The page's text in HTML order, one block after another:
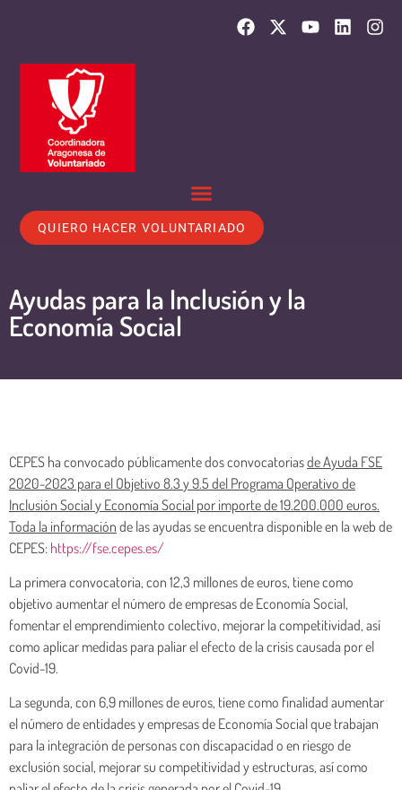
QUIERO HACER VOLUNTARIADO
Ayudas para la Inclusión y la
Economía Social
CEPES ha convocado públicamente dos convocatoriasde Ayuda FSE
2020-2023 para el Objetivo 8.3 y 9.5 del Programa Operativo de
Inclusión Social y Economía Social por importe de 19.200.000 euros.
Toda la información de las ayudas se encuentra disponible en la web de
CEPES: https://fse.cepes.es/
La primera convocatoria, con 12,3 millones de euros, tiene como
objetivo aumentar el número de empresas de Economía Social,
fomentar el emprendimiento colectivo, mejorar la competitividad, así
como aplicar medidas para paliar el efecto de la crisis causada por el
Covid-19.
La segunda, con 6,9 millones de euros, tiene como finalidad aumentar
el número de entidades y empresas de Economía Social que trabajan
para la integración de personas con discapacidad o en riesgo de
exclusión social, mejorar su competitividad y estructuras, así como